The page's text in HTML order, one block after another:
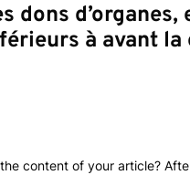
dons
à avant
content of your article?